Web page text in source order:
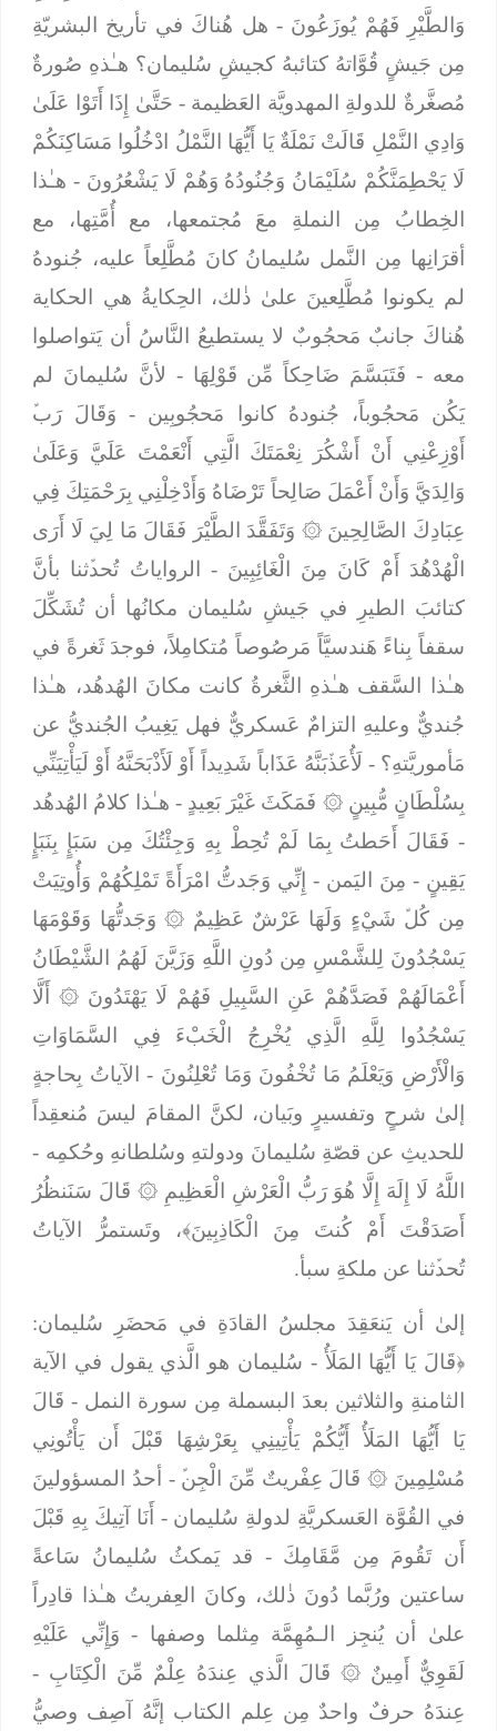
وَالطَّيْرِ فَهُمْ يُوزَعُونَ - هل هُناكَ في تأريخ البشريّةِ
مِن جَيشٍ قُوَّاتهُ كتائبهُ كجيشِ سُليمان؟ هـٰذهِ صُورةٌ
مُصغَّرةٌ للدولةِ المهدويَّة العَظيمة - حَتَّىٰ إِذَا أَتَوْا عَلَىٰ
وَادِي النَّمْلِ قَالَتْ نَمْلَةٌ يَا أَيُّهَا النَّمْلُ ادْخُلُوا مَسَاكِنَكُمْ
لَا يَحْطِمَنَّكُمْ سُلَيْمَانُ وَجُنُودُهُ وَهُمْ لَا يَشْعُرُونَ - هـٰذا
الخِطابُ مِن النملةِ معَ مُجتمعها، مع أُمَّتِها، مع
أقرَانِها مِن النَّمل سُليمانُ كانَ مُطَّلِعاً عليه، جُنودهُ
لم يكونوا مُطَّلِعينَ علىٰ ذٰلك، الحِكايةُ هي الحكاية
هُناكَ جانبٌ مَحجُوبٌ لا يستطيعُ النَّاسُ أن يَتواصلوا
معه - فَتَبَسَّمَ ضَاحِكاً مِّن قَوْلِهَا - لأنَّ سُليمانَ لم
يَكُن مَحجُوباً، جُنودهُ كانوا مَحجُوبِين - وَقَالَ رَبﱢ
أَوْزِعْنِي أَنْ أَشْكُرَ نِعْمَتَكَ الَّتِي أَنْعَمْتَ عَلَيَّ وَعَلَىٰ
وَالِدَيَّ وَأَنْ أَعْمَلَ صَالِحاً تَرْضَاهُ وَأَدْخِلْنِي بِرَحْمَتِكَ فِي
عِبَادِكَ الصَّالِحِينَ۞وَتَفَقَّدَ الطَّيْرَ فَقَالَ مَا لِيَ لَا أَرَى
الْهُدْهُدَ أَمْ كَانَ مِنَ الْغَائِبِينَ - الرواياتُ تُحدﱢثنا بأنَّ
كتائبَ الطيرِ في جَيشِ سُليمان مكانُها أن تُشَكِّلَ
سقفاً بِناءً هَندسيَّاً مَرصُوصاً مُتكامِلاً، فوجدَ ثَغرةً في
هـٰذا السَّقف هـٰذهِ الثَّغرةُ كانت مكانَ الهُدهُد،
هـٰذا
جُنديٌّ وعليهِ التزامٌ عَسكريٌّ فهل يَغِيبُ الجُنديُّ عن
مَأموريَّتهِ؟ - لَأُعَذﱢبَنَّهُ عَذَاباً شَدِيداً أَوْ لَأَذْبَحَنَّهُ أَوْ لَيَأْتِيَنِّي
بِسُلْطَانٍ مُّبِينٍ۞فَمَكَثَ غَيْرَ بَعِيدٍ- هـٰذا كلامُ الهُدهُد
فَقَالَ أَحَطتُ بِمَا لَمْ تُحِطْ بِهِ وَجِئْتُكَ مِن سَبَإٍ بِنَبَإٍ
يَقِينٍ - مِنَ اليَمن -إِنِّي وَجَدتُّ امْرَأَةً تَمْلِكُهُمْ وَأُوتِيَتْ
مِن كُلﱢ شَيْءٍ وَلَهَا عَرْشٌ عَظِيمٌ ۞
وَجَدتُّهَا وَقَوْمَهَا
يَسْجُدُونَ لِلشَّمْسِ مِن دُونِ اللَّهِ وَزَيَّنَ لَهُمُ الشَّيْطَانُ
أَعْمَالَهُمْ فَصَدَّهُمْ عَنِ السَّبِيلِ فَهُمْ لَا يَهْتَدُونَ ۞أَلَّا
يَسْجُدُوا لِلَّهِ الَّذِي يُخْرِجُ الْخَبْءَ فِي السَّمَاوَاتِ
وَالْأَرْضِ وَيَعْلَمُ مَا تُخْفُونَ وَمَا تُعْلِنُونَ - الآياتُ بِحاجةٍ
إلىٰ شرحٍ وتفسيرٍ وبَيان، لكنَّ المقامَ ليسَ مُنعقِداً
للحديثِ عن قصّةِ سُليمانَ ودولتهِ وسُلطانهِ وحُكمِه -
اللَّهُ لَا إِلَهَ إِلَّا هُوَ رَبُّ الْعَرْشِ الْعَظِيمِ ۞قَالَ سَنَنظُرُ
أَصَدَقْتَ أَمْ كُنتَ مِنَ الْكَاذِبِينَ﴾،وتَستمرُّ الآياتُ
تُحدﱢثنا عن ملكةِ سبأ.
إلىٰ أن يَنعَقِدَ مجلسُ القادَةِ في مَحضَرِ سُليمان:
﴿قَالَ يَا أَيُّهَا المَلَأُ - سُليمان هو الَّذي يقول في الآية
الثامنةِ والثلاثين بعدَ البسملة مِن سورة النمل -قَالَ
يَا أَيُّهَا المَلَأُ أَيُّكُمْ يَأْتِينِي بِعَرْشِهَا قَبْلَ أَن يَأْتُونِي
مُسْلِمِينَ۞قَالَ عِفْريتٌ مِّنَ الْجِنﱢ- أحدُ المسؤولينَ
في القُوَّة العَسكريَّةِ لدولةِ سُليمان -أَنَا آتِيكَ بِهِ قَبْلَ
أَن تَقُومَ مِن مَّقَامِكَ
قد يَمكثُ سُليمانُ سَاعةً
ساعتين ورُبَّما دُونَ ذٰلك، وكانَ العِفريتُ هـٰذا قادِراً
علىٰ أن يُنجِز الـمُهِمَّة مِثلما وصفها - وَإِنِّي عَلَيْهِ
لَقَوِيٌّ أَمِينٌ ۞قَالَ الَّذي عِندَهُ عِلْمٌ مِّنَ الْكِتَابِ-
عِندَهُ حرفٌ واحدٌ مِن عِلم الكتاب إنَّهُ آصِف وصيُّ